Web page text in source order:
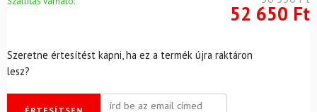
52 650 Ft
Szeretne értesítést kapni, ha ez a termék újra raktáron
lesz?